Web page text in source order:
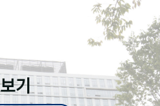
기